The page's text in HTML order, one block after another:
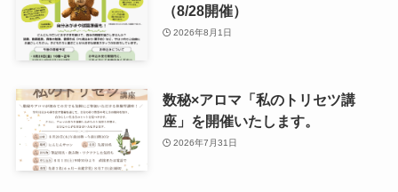
（8/28開催）
2026年8月1日
数秘×アロマ「私のトリセツ講
座」を開催いたします。
2026年7月31日